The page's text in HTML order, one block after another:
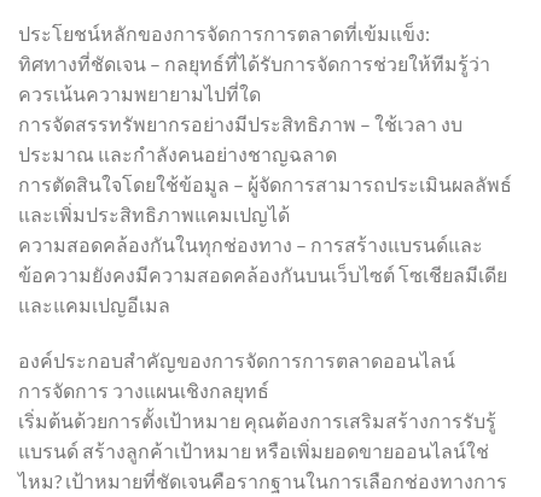
ประโยชน์หลักของการจัดการการตลาดที่เข้มแข็ง:
ทิศทางที่ชัดเจน – กลยุทธ์ที่ได้รับการจัดการช่วยให้ทีมรู้ว่า
ควรเน้นความพยายามไปที่ใด
การจัดสรรทรัพยากรอย่างมีประสิทธิภาพ – ใช้เวลา งบ
ประมาณ และกำลังคนอย่างชาญฉลาด
การตัดสินใจโดยใช้ข้อมูล – ผู้จัดการสามารถประเมินผลลัพธ์
และเพิ่มประสิทธิภาพแคมเปญได้
ความสอดคล้องกันในทุกช่องทาง – การสร้างแบรนด์และ
ข้อความยังคงมีความสอดคล้องกันบนเว็บไซต์ โซเชียลมีเดีย
และแคมเปญอีเมล
องค์ประกอบสำคัญของการจัดการการตลาดออนไลน์
การจัดการ วางแผนเชิงกลยุทธ์
เริ่มต้นด้วยการตั้งเป้าหมาย คุณต้องการเสริมสร้างการรับรู้
แบรนด์ สร้างลูกค้าเป้าหมาย หรือเพิ่มยอดขายออนไลน์ใช่
ไหม? เป้าหมายที่ชัดเจนคือรากฐานในการเลือกช่องทางการ